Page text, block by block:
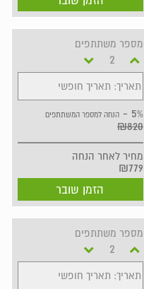
מספר משתתפים
תאריך: תאריך חופשי
5% - הנחה למספר המשתתפים
₪820
מחיר לאחר הנחה
₪779
הזמן שובר
מספר משתתפים
תאריך: תאריך חופשי